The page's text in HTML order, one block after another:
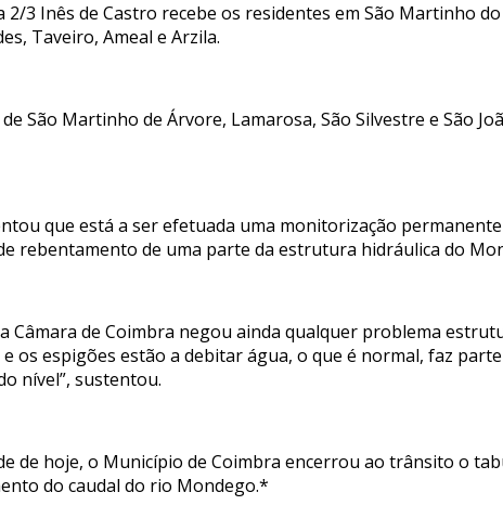
2/3 Inês de Castro recebe os residentes em São Martinho
Taveiro, Ameal e Arzila.
São Martinho de Árvore, Lamarosa, São Silvestre e São
que está a ser efetuada uma monitorização
rebentamento de uma parte da estrutura hidráulica do
Câmara de Coimbra negou ainda qualquer problema
os espigões estão a debitar água, o que é normal, faz
nível”, sustentou.
de hoje, o Município de Coimbra encerrou ao trânsito o
do caudal do rio Mondego.*